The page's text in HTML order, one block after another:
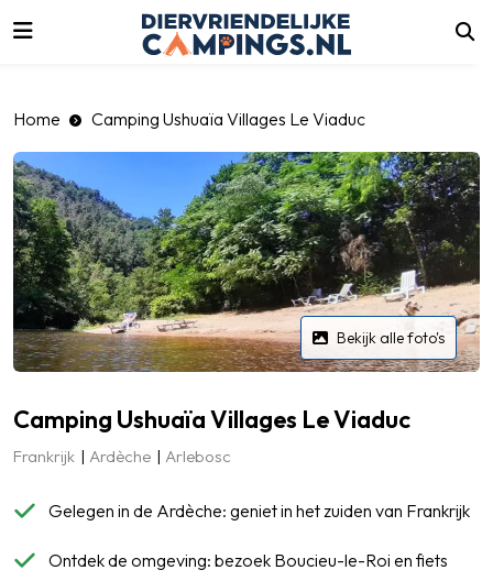
Home Camping Ushuaïa Villages Le Viaduc
Bekijk alle foto's
Camping Ushuaïa Villages Le Viaduc
Frankrijk Ardèche Arlebosc
Gelegen in de Ardèche: geniet in het zuiden van Frankrijk
Ontdek de omgeving: bezoek Boucieu-le-Roi en fiets